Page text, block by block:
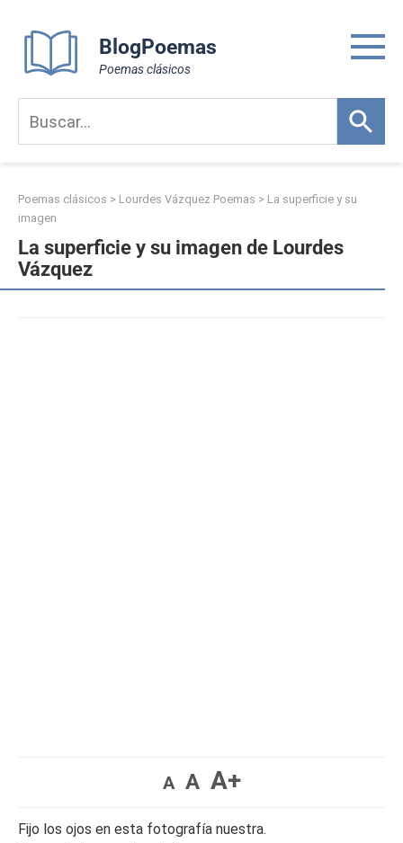
content
BlogPoemas
Poemas clásicos
Poemas clásicos > Lourdes Vázquez Poemas > La superficie y su
imagen
La superficie y su imagen de Lourdes
Vázquez
A A A+
Fijo los ojos en esta fotografía nuestra.